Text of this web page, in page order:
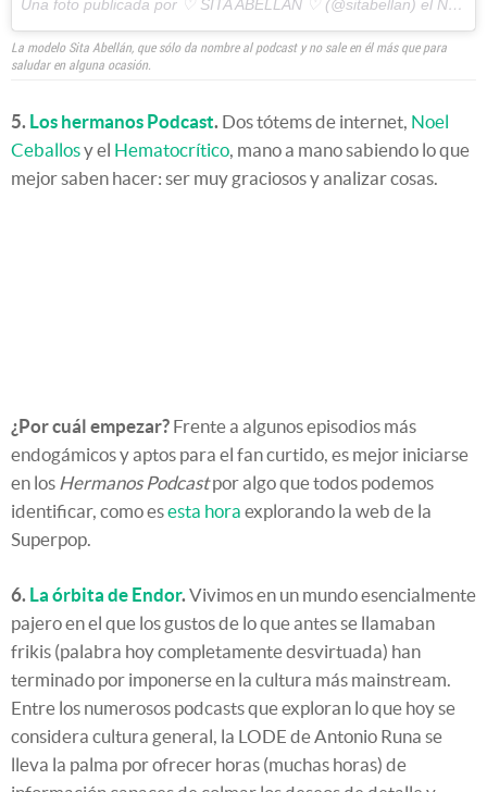
Una foto publicada por ♡ SITA ABELLAN ♡ (@sitabellan) el Nov 11, 2014 at 1:40 PST
La modelo Sita Abellán, que sólo da nombre al podcast y no sale en él más que para
saludar en alguna ocasión.
5. Los hermanos Podcast. Dos tótems de internet, Noel
Ceballosy el Hematocrítico, mano a mano sabiendo lo que
mejor saben hacer: ser muy graciosos y analizar cosas.
¿Por cuál empezar? Frente a algunos episodios más
endogámicos y aptos para el fan curtido, es mejor iniciarse
en los Hermanos Podcastpor algo que todos podemos
identificar, como esesta hora explorando la web de la
Superpop.
6. La órbita de Endor.Vivimos en un mundo esencialmente
pajero en el que los gustos de lo que antes se llamaban
frikis (palabra hoy completamente desvirtuada) han
terminado por imponerse en la cultura más mainstream.
Entre los numerosos podcasts que exploran lo que hoy se
considera cultura general, la LODE de Antonio Runa se
lleva la palma por ofrecer horas (muchas horas) de